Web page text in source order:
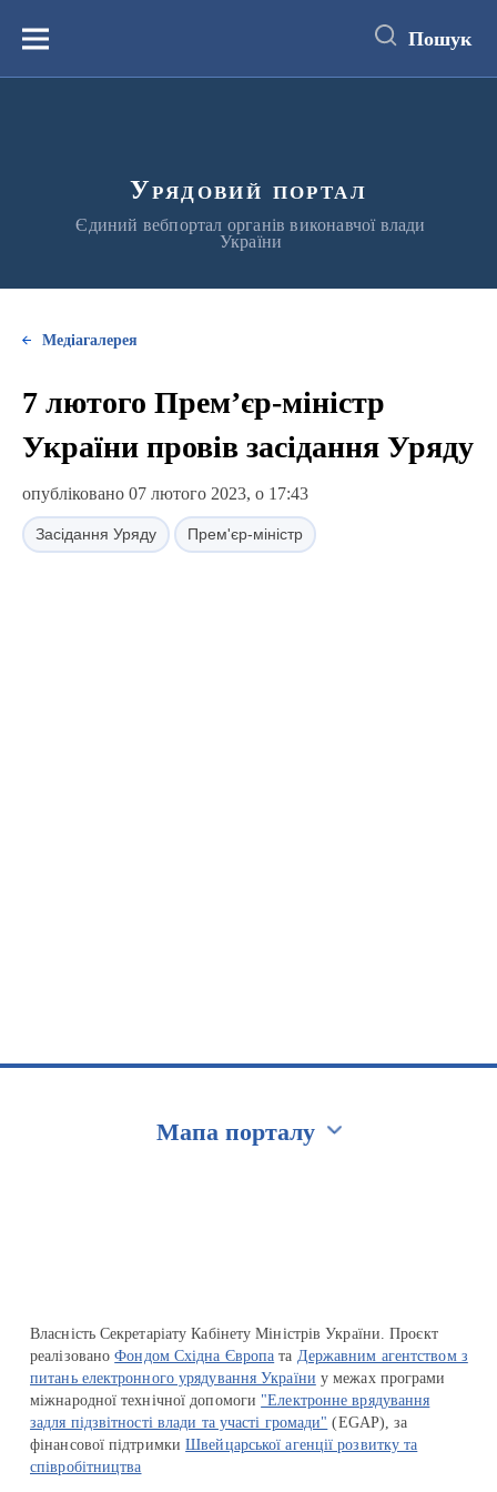
вмістуМеню Пошук
Урядовий портал
Єдиний вебпортал органів виконавчої влади
України
Медіагалерея
7 лютого Прем’єр-міністр
України провів засідання Уряду
опубліковано 07 лютого 2023, о 17:43
Засідання Уряду Прем'єр-міністр
Мапа порталу
Власність Секретаріату Кабінету Міністрів України. Проєкт
реалізованоФондом Східна Європа та Державним агентством з
питань електронного урядування України у межах програми
міжнародної технічної допомоги "Електронне врядування
задля підзвітності влади та участі громади" (EGAP), за
фінансової підтримкиШвейцарської агенції розвитку та
співробітництва